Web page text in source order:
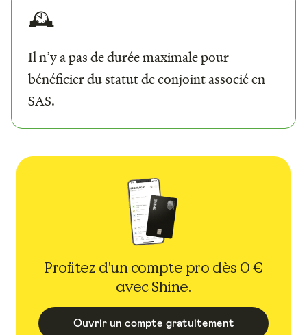
🕰️
Il n’y a pas de durée maximale pour
bénéficier du statut de conjoint associé en
SAS.
Profitez d'un compte pro dès 0 €
avec Shine.
Ouvrir un compte gratuitement